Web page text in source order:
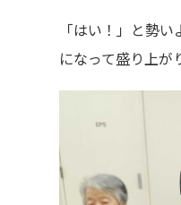
「はい！」と勢
になって盛り上が